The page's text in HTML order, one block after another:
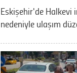
Eskişehir'de Halkevi
nedeniyle ulaşım